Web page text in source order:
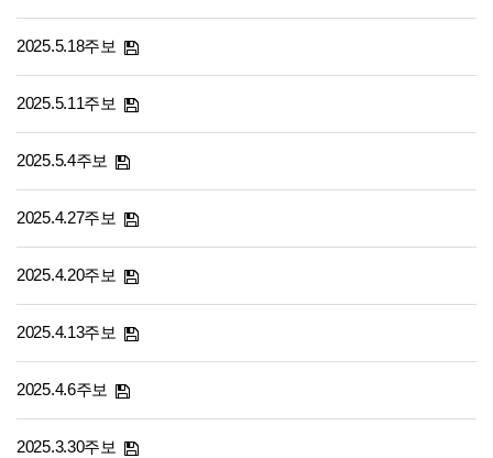
2025.5.18주보
2025.5.11주보
2025.5.4주보
2025.4.27주보
2025.4.20주보
2025.4.13주보
2025.4.6주보
2025.3.30주보